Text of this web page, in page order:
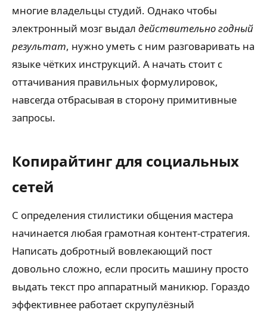
многие владельцы студий. Однако чтобы
электронный мозг выдал действительно годный
результат, нужно уметь с ним разговаривать на
языке чётких инструкций. А начать стоит с
оттачивания правильных формулировок,
навсегда отбрасывая в сторону примитивные
запросы.
Копирайтинг для социальных
сетей
С определения стилистики общения мастера
начинается любая грамотная контент-стратегия.
Написать добротный вовлекающий пост
довольно сложно, если просить машину просто
выдать текст про аппаратный маникюр. Гораздо
эффективнее работает скрупулёзный